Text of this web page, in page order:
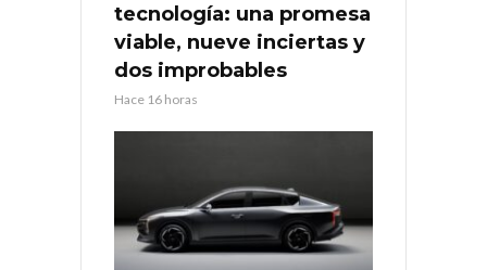
tecnología: una promesa
viable, nueve inciertas y
dos improbables
Hace 16 horas